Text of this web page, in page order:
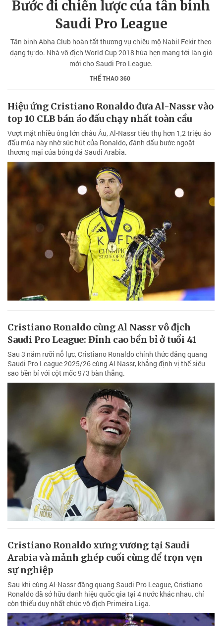
Bước đi chiến lược của tân binh
Saudi Pro League
Tân binh Abha Club hoàn tất thương vụ chiêu mộ Nabil Fekir theo
dạng tự do. Nhà vô địch World Cup 2018 hứa hẹn mang tới làn gió
mới cho Saudi Pro League.
THỂ THAO 360
Hiệu ứng Cristiano Ronaldo đưa Al-Nassr vào
top 10 CLB bán áo đấu chạy nhất toàn cầu
Vượt mặt nhiều ông lớn châu Âu, Al-Nassr tiêu thụ hơn 1,2 triệu áo
đấu mùa này nhờ sức hút của Ronaldo, đánh dấu bước ngoặt
thương mại của bóng đá Saudi Arabia.
Cristiano Ronaldo cùng Al Nassr vô địch
Saudi Pro League: Đỉnh cao bền bỉ ở tuổi 41
Sau 3 năm rưỡi nỗ lực, Cristiano Ronaldo chính thức đăng quang
Saudi Pro League 2025/26 cùng Al Nassr, khẳng định vị thế siêu
sao bền bỉ với cột mốc 973 bàn thắng.
Cristiano Ronaldo xưng vương tại Saudi
Arabia và mảnh ghép cuối cùng để trọn vẹn
sự nghiệp
Sau khi cùng Al-Nassr đăng quang Saudi Pro League, Cristiano
Ronaldo đã sở hữu danh hiệu quốc gia tại 4 nước khác nhau, chỉ
còn thiếu duy nhất chức vô địch Primeira Liga.